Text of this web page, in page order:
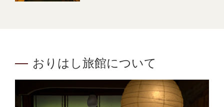
おりはし旅館について